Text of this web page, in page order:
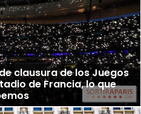
clausura de los Juegos
de Francia, lo que